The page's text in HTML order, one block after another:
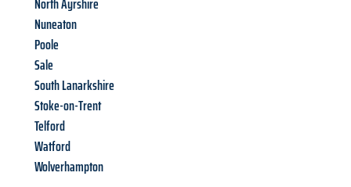
Nuneaton
Poole
Sale
South Lanarkshire
Stoke-on-Trent
Telford
Watford
Wolverhampton